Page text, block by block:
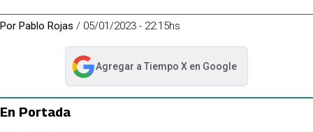
Por Pablo Rojas / 05/01/2023 - 22:15hs
Agregar a Tiempo Xen Google
abre en nueva pestaña
En Portada